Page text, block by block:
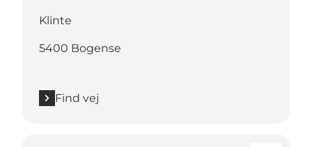
Klinte
5400 Bogense
Find vej